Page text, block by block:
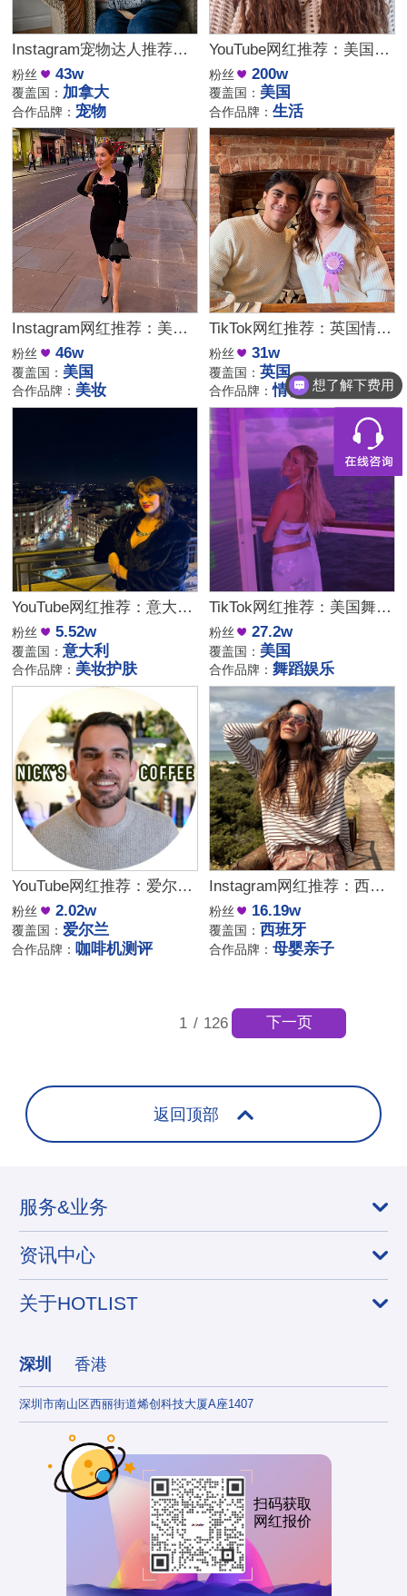
Instagram宠物达人推荐：加拿大猫咪生活博主，适合宠物品牌合作
粉丝 43w
覆盖国： 加拿大
合作品牌： 宠物
YouTube网红推荐：美国生活方式Vlog博主，200万粉家庭达人合作
粉丝 200w
覆盖国： 美国
合作品牌：生活
Instagram网红推荐：美国美妆护肤博主，46万粉幽默科普达人合作
粉丝 46w
覆盖国： 美国
合作品牌： 美妆
TikTok网红推荐：英国情侣生活旅行博主，互动挑战达人合作
粉丝 31w
覆盖国：英国
合作品牌：情侣生活
YouTube网红推荐：意大利家庭生活美妆护肤尾部博主
粉丝 5.52w
覆盖国：意大利
合作品牌： 美妆护肤
TikTok网红推荐：美国舞蹈美女娱乐达人资源
粉丝 27.2w
覆盖国： 美国
合作品牌：舞蹈娱乐
YouTube网红推荐：爱尔兰咖啡设备测评博主
粉丝 2.02w
覆盖国： 爱尔兰
合作品牌： 咖啡机测评
Instagram网红推荐：西班牙母婴亲子家庭博主，出海品牌合作推荐
粉丝 16.19w
覆盖国： 西班牙
合作品牌：母婴亲子
1 / 126 下一页
返回顶部
服务&业务
资讯中心
关于HOTLIST
深圳 香港
深圳市南山区西丽街道烯创科技大厦A座1407
扫码获取
网红报价
想了解下费用